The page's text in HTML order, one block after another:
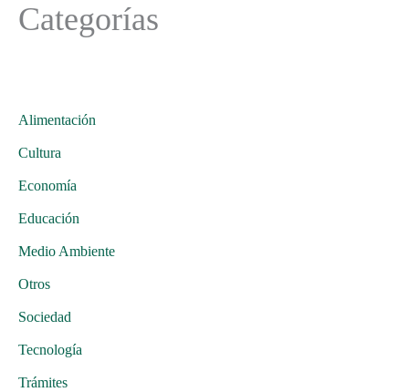
Categorías
Alimentación
Cultura
Economía
Educación
Medio Ambiente
Otros
Sociedad
Tecnología
Trámites